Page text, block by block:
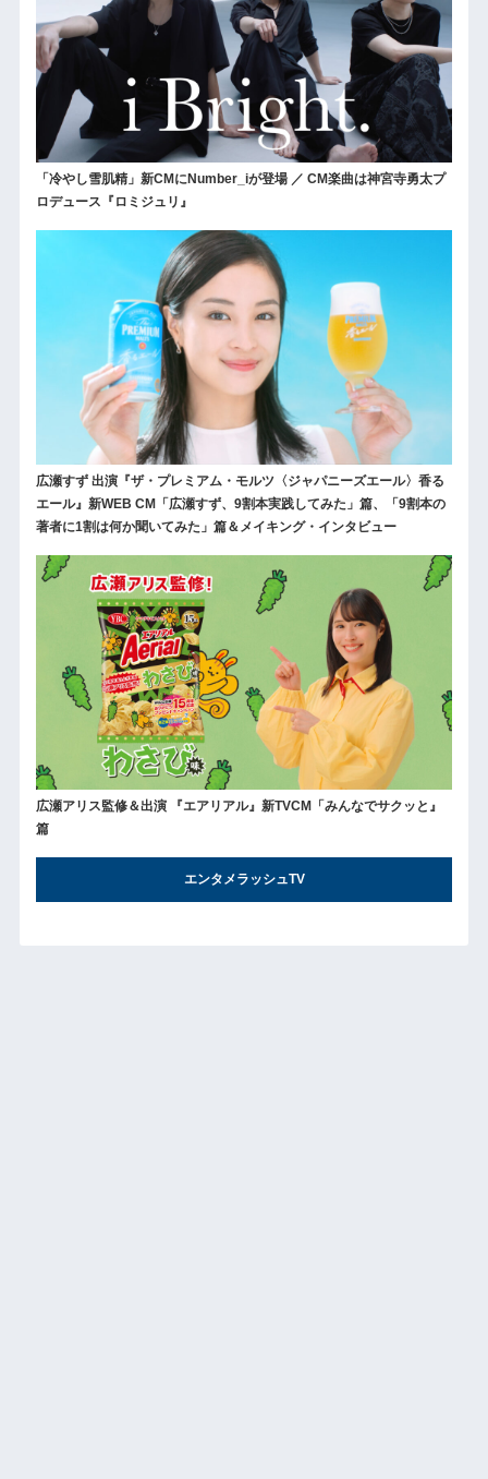
「冷やし雪肌精」新CMにNumber_iが登場 ／ CM楽曲は神宮寺勇太プ
ロデュース『ロミジュリ』
広瀬すず 出演『ザ・プレミアム・モルツ〈ジャパニーズエール〉香る
エール』新WEB CM「広瀬すず、9割本実践してみた」篇、「9割本の
著者に1割は何か聞いてみた」篇＆メイキング・インタビュー
広瀬アリス監修＆出演 『エアリアル』新TVCM「みんなでサクッと』
篇
エンタメラッシュTV